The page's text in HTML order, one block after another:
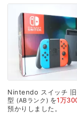
Nintendo スイッチ
型
ABランク を1万
預かり しました。